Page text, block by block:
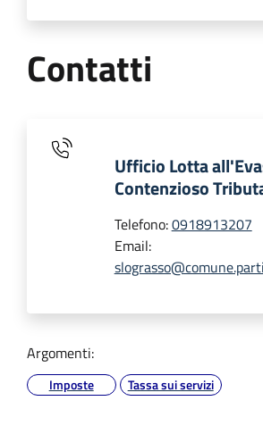
Contatti
Ufficio Lotta
Contenzioso
Telefono:0918913207
Email:
Argomenti:
Imposte Tassa sui servizi